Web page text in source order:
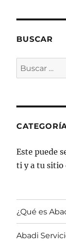
BUSCAR
Buscar
por:
Este puede
ti y a tu sitio
¿Qué es
Abadi